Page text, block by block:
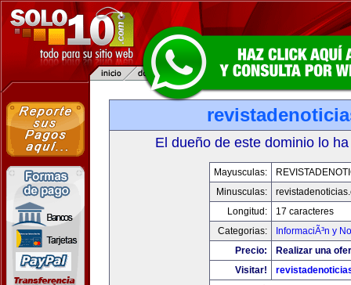
El dueño de este dominio lo
Mayusculas:
Minusculas:
Longitud:
17 caracteres
Categorias:
InformaciÃ³n y
Precio:
Realizar una
Visitar!